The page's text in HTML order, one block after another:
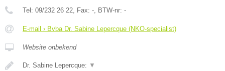
Tel: 09/232 26 22, Fax: -, BTW-nr: -
E-mail › Bvba Dr. Sabine Lepercque (NKO-specialist)
Website onbekend
Dr. Sabine Lepercque: ▼